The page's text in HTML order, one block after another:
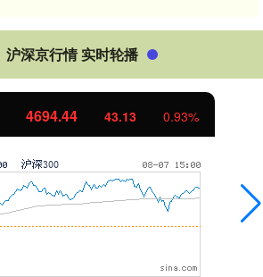
沪深京行情 实时轮播
4694.44 43.13 0.93%